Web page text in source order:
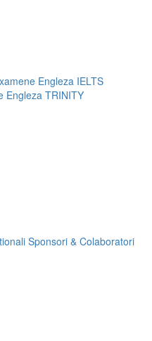
Engleza IELTS
Engleza TRINITY
Sponsori & Colaboratori